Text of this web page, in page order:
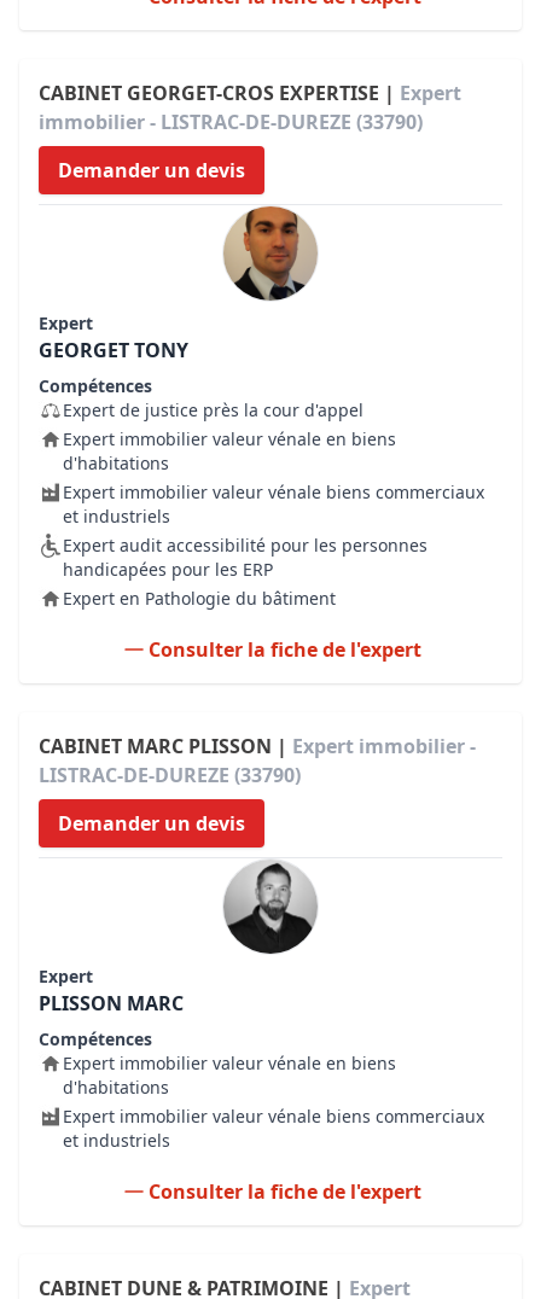
CABINET GEORGET-CROS EXPERTISE | Expert
immobilier - LISTRAC-DE-DUREZE (33790)
Demander un devis
Expert
GEORGET TONY
Compétences
Expert de justice près la cour d'appel
Expert immobilier valeur vénale en biens
d'habitations
Expert immobilier valeur vénale biens commerciaux
et industriels
Expert audit accessibilité pour les personnes
handicapées pour les ERP
Expert en Pathologie du bâtiment
Consulter la fiche de l'expert
CABINET MARC PLISSON | Expert immobilier -
LISTRAC-DE-DUREZE (33790)
Demander un devis
Expert
PLISSON MARC
Compétences
Expert immobilier valeur vénale en biens
d'habitations
Expert immobilier valeur vénale biens commerciaux
et industriels
Consulter la fiche de l'expert
CABINET DUNE & PATRIMOINE | Expert